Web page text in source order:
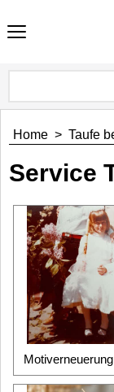
Home > Taufe
Service